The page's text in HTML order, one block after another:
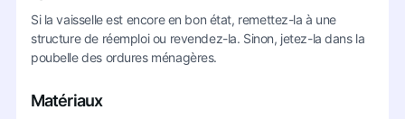
Si la vaisselle est encore en bon état, remettez-la à une
structure de réemploi ou revendez-la. Sinon, jetez-la dans la
poubelle des ordures ménagères.
Matériaux